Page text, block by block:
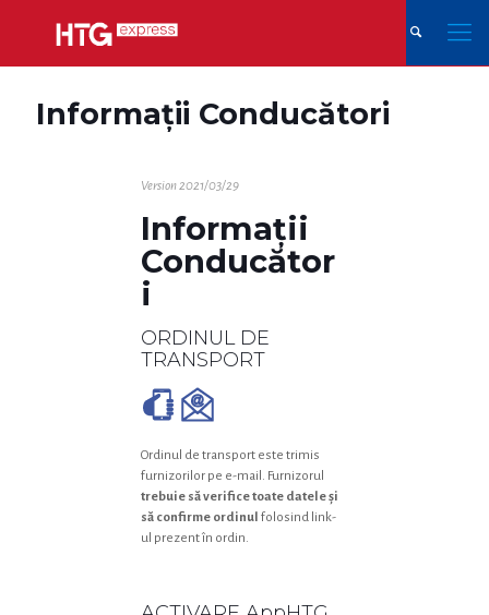
Informații Conducători
Version 2021/03/29
Informații
Conducător
i
ORDINUL DE
TRANSPORT
Ordinul de transport este trimis
furnizorilor pe e-mail. Furnizorul
trebuie să verifice toate datele și
să confirme ordinul folosind link-
ul prezent în ordin.